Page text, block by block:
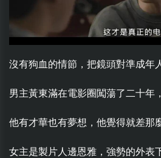
沒有狗血的情節，把鏡頭對準成年
男主黃東滿在電影圈闖蕩了二十年
他有才華也有夢想，他覺得就差那
女主是製片人邊恩雅，強勢的外表